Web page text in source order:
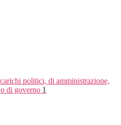
politici, di amministrazione,
di governo 1